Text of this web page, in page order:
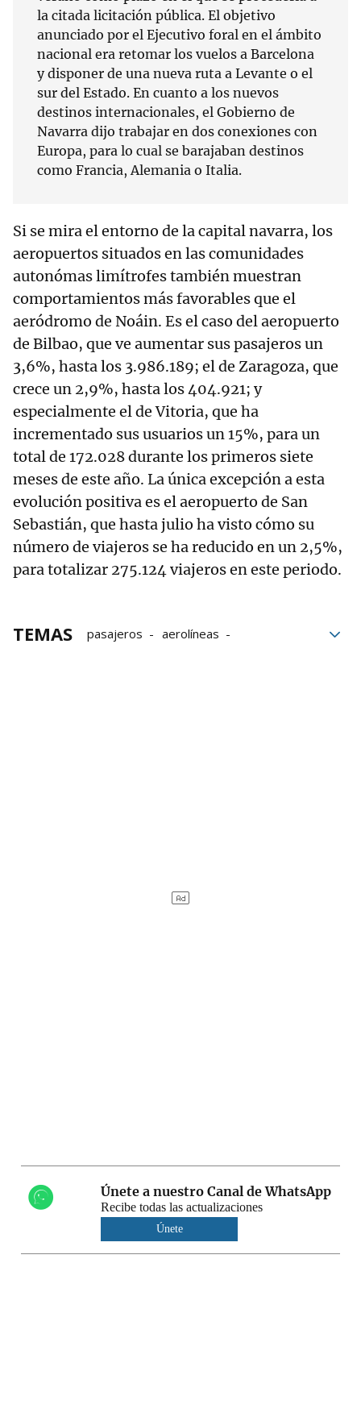
la citada licitación pública. El objetivo
anunciado por el Ejecutivo foral en el ámbito
nacional era retomar los vuelos a Barcelona
y disponer de una nueva ruta a Levante o el
sur del Estado. En cuanto a los nuevos
destinos internacionales, el Gobierno de
Navarra dijo trabajar en dos conexiones con
Europa, para lo cual se barajaban destinos
como Francia, Alemania o Italia.
Si se mira el entorno de la capital navarra, los
aeropuertos situados en las comunidades
autonómas limítrofes también muestran
comportamientos más favorables que el
aeródromo de Noáin. Es el caso del aeropuerto
de Bilbao, que ve aumentar sus pasajeros un
3,6%, hasta los 3.986.189; el de Zaragoza, que
crece un 2,9%, hasta los 404.921; y
especialmente el de Vitoria, que ha
incrementado sus usuarios un 15%, para un
total de 172.028 durante los primeros siete
meses de este año. La única excepción a esta
evolución positiva es el aeropuerto de San
Sebastián, que hasta julio ha visto cómo su
número de viajeros se ha reducido en un 2,5%,
para totalizar 275.124 viajeros en este periodo.
TEMAS pasajeros
aerolíneas
Únete a nuestro Canal de WhatsApp
Recibe todas las actualizaciones
Únete